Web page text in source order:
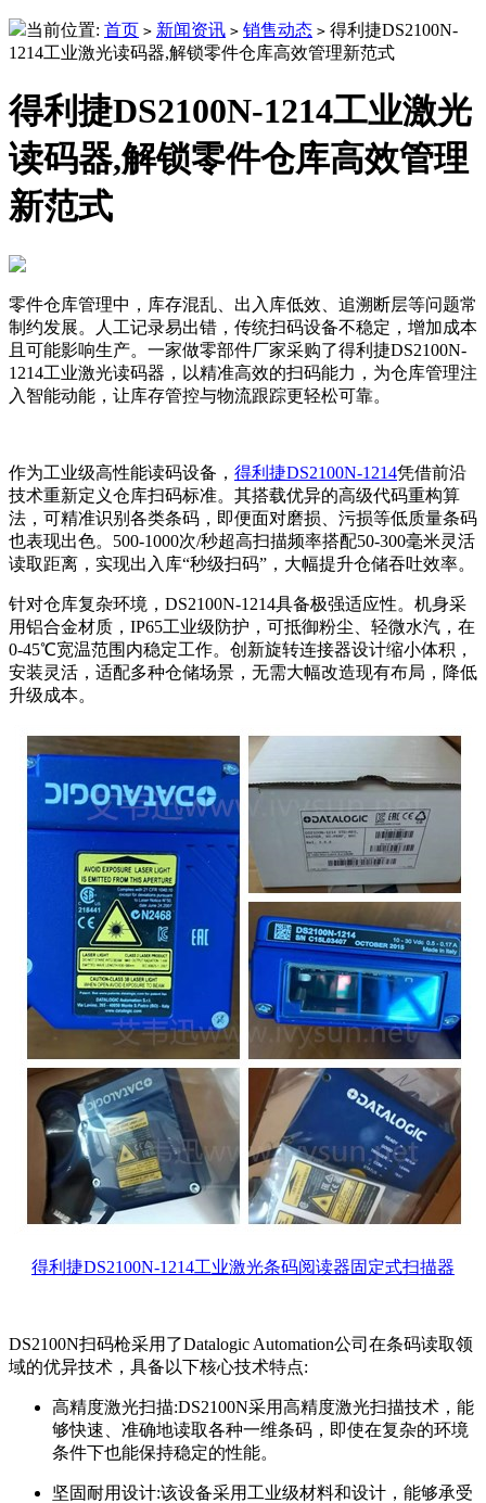
当前位置: 首页 > 新闻资讯 > 销售动态 > 得利捷DS2100N-
1214工业激光读码器,解锁零件仓库高效管理新范式
得利捷DS2100N-1214工业激光
读码器,解锁零件仓库高效管理
新范式
零件仓库管理中，库存混乱、出入库低效、追溯断层等问题常
制约发展。人工记录易出错，传统扫码设备不稳定，增加成本
且可能影响生产。一家做零部件厂家采购了得利捷DS2100N-
1214工业激光读码器，以精准高效的扫码能力，为仓库管理注
入智能动能，让库存管控与物流跟踪更轻松可靠。
作为工业级高性能读码设备， 得利捷DS2100N-1214凭借前沿
技术重新定义仓库扫码标准。其搭载优异的高级代码重构算
法，可精准识别各类条码，即便面对磨损、污损等低质量条码
也表现出色。500-1000次/秒超高扫描频率搭配50-300毫米灵活
读取距离，实现出入库“秒级扫码”，大幅提升仓储吞吐效率。
针对仓库复杂环境，DS2100N-1214具备极强适应性。机身采
用铝合金材质，IP65工业级防护，可抵御粉尘、轻微水汽，在
0-45℃宽温范围内稳定工作。创新旋转连接器设计缩小体积，
安装灵活，适配多种仓储场景，无需大幅改造现有布局，降低
升级成本。
得利捷DS2100N-1214工业激光条码阅读器固定式扫描器
DS2100N扫码枪采用了Datalogic Automation公司在条码读取领
域的优异技术，具备以下核心技术特点:
高精度激光扫描:DS2100N采用高精度激光扫描技术，能
够快速、准确地读取各种一维条码，即使在复杂的环境
条件下也能保持稳定的性能。
坚固耐用设计:该设备采用工业级材料和设计，能够承受